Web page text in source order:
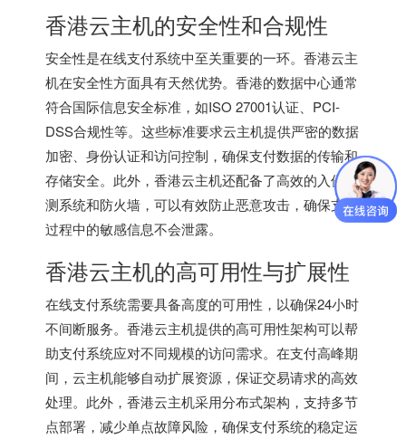
香港云主机的安全性和合规性
安全性是在线支付系统中至关重要的一环。 香港云主
机在安全性方面具有天然优势。香港的数据中心通常
符合国际信息安全标准，如ISO 27001认证、PCI-
DSS合规性等。这些标准要求云主机提供严密的数据
加密、身份认证和访问控制，确保支付数据的传输和
存储安全。此外，香港云主机还配备了高效的入侵检
测系统和防火墙，可以有效防止恶意攻击，确保支付
过程中的敏感信息不会泄露。
香港云主机的高可用性与扩展性
在线支付系统需要具备高度的可用性，以确保24小时
不间断服务。香港云主机提供的高可用性架构可以帮
助支付系统应对不同规模的访问需求。在支付高峰期
间，云主机能够自动扩展资源，保证交易请求的高效
处理。此外， 香港云主机采用分布式架构，支持多节
点部署，减少单点故障风险，确保支付系统的稳定运